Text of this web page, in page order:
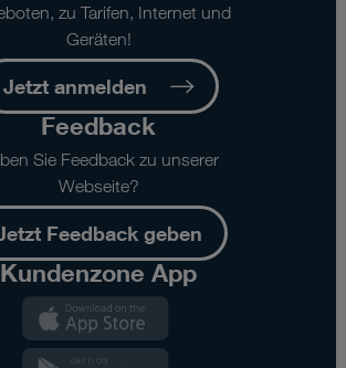
zu Tarifen, Internet und
Geräten!
Jetzt anmelden
Feedback
Sie Feedback zu unserer
Webseite?
Feedback geben
Kundenzone App